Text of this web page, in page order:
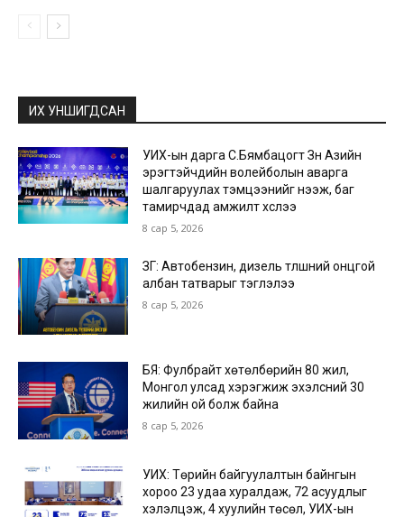
ИХ УНШИГДСАН
УИХ-ын дарга С.Бямбацогт Зүүн Азийн
эрэгтэйчүүдийн волейболын аварга
шалгаруулах тэмцээнийг нээж, баг
тамирчдад амжилт хүслээ
8 сар 5, 2026
ЗГ: Автобензин, дизель түлшний онцгой
албан татварыг тэглэлээ
8 сар 5, 2026
БЯ: Фулбрайт хөтөлбөрийн 80 жил,
Монгол улсад хэрэгжиж эхэлсний 30
жилийн ой болж байна
8 сар 5, 2026
УИХ: Төрийн байгуулалтын байнгын
хороо 23 удаа хуралдаж, 72 асуудлыг
хэлэлцэж, 4 хуулийн төсөл, УИХ-ын